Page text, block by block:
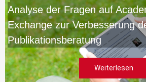
Analyse der Fragen auf
Exchange zur Verbesserung
Publikationsberatung
Weiterlesen